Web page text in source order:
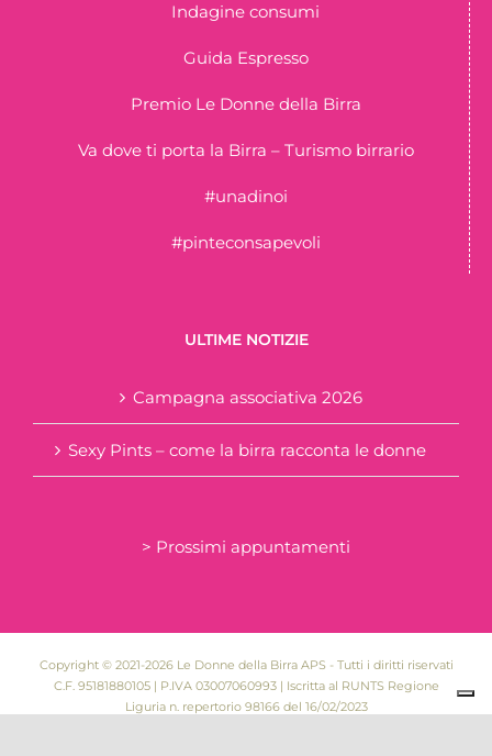
Indagine consumi
Guida Espresso
Premio Le Donne della Birra
Va dove ti porta la Birra – Turismo birrario
#unadinoi
#pinteconsapevoli
ULTIME NOTIZIE
Campagna associativa 2026
Sexy Pints – come la birra racconta le donne
> Prossimi appuntamenti
Copyright © 2021-2026 Le Donne della Birra APS - Tutti i diritti riservati
C.F. 95181880105 | P.IVA 03007060993 | Iscritta al RUNTS Regione
Liguria n. repertorio 98166 del 16/02/2023